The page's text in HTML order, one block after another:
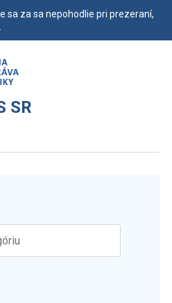
sa za sa nepohodlie pri prezeraní,
SR